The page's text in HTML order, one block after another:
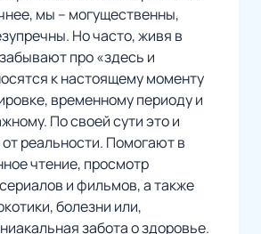
мы – могущественны,
Но часто, живя в
про «здесь и
к настоящему моменту
временному периоду и
По своей сути это и
от реальности. Помогают в
чтение, просмотр
и фильмов, а также
болезни или,
забота о здоровье.